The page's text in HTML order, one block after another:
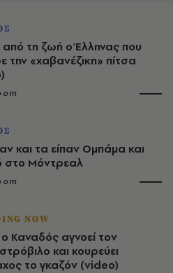
τη ζωή ο Έλληνας που
την «χαβανέζικη» πίτσα
και τα είπαν Ομπάμα και
στο Μόντρεαλ
NOW
Καναδός αγνοεί τον
και κουρεύει
το γκαζόν (video)